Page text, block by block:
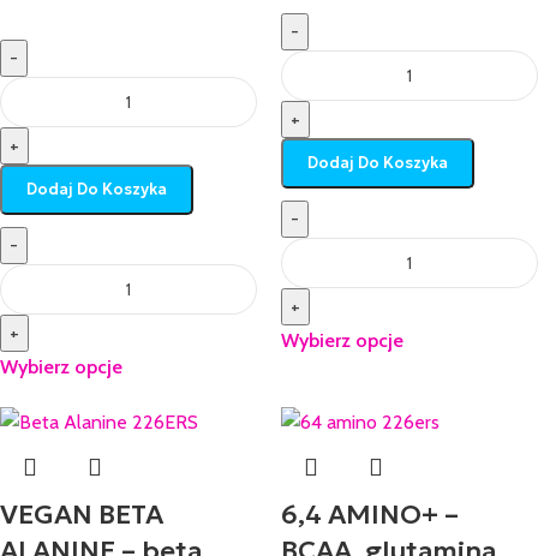
-
+
Dodaj Do Koszyka
-
+
Wybierz opcje
-
+
Dodaj Do Koszyka
-
+
Wybierz opcje
VEGAN BETA
6,4 AMINO+ –